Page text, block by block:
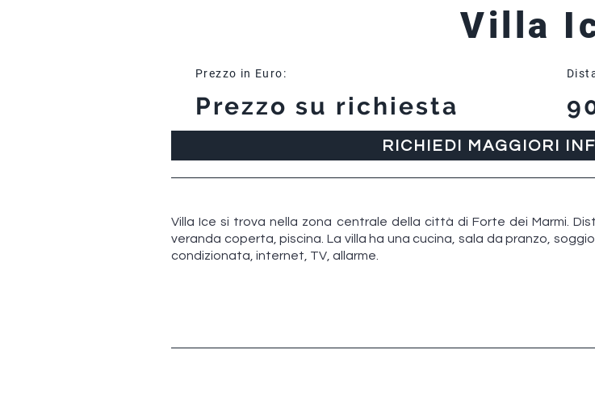
Villa
Prezzo in Euro:
Prezzo su richiesta
RICHIEDI MAGGIORI
Villa Ice si trova nella zona centrale della città di Forte dei Marmi.
veranda coperta, piscina. La villa ha una cucina, sala da pranzo,
condizionata, internet, TV, allarme.